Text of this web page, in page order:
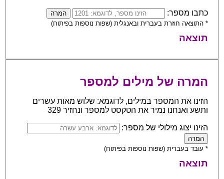
כתבו מספר:
* התוצאה חוזרת בעברית ובאנגלית (שפות נוספות בפיתוח)
תוצאה
המרה של מילים למספר
הזינו את המספר במילים, לדוגמא: שלוש מאות עשרים
ותשע ואנחנו נמיר את הטקסט למספר ונחזיר 329
הזינו יצוג מילולי של מספר:
* עובד בעברית (שפות נוספות בפיתוח)
תוצאה